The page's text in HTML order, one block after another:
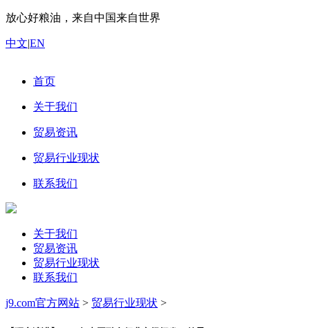
放心好粮油，来自中国来自世界
中文|EN
首页
关于我们
贸易资讯
贸易行业现状
联系我们
关于我们
贸易资讯
贸易行业现状
联系我们
j9.com官方网站 > 贸易行业现状 >